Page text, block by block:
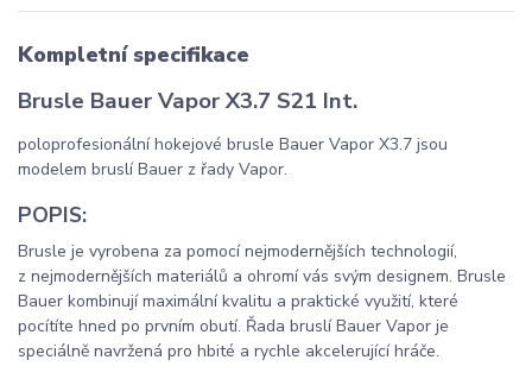
Kompletní specifikace
Brusle Bauer Vapor X3.7 S21 Int.
poloprofesionální hokejové brusle Bauer Vapor X3.7 jsou
modelem bruslí Bauer z řady Vapor.
POPIS:
Brusle je vyrobena za pomocí nejmodernějších technologií,
z nejmodernějších materiálů a ohromí vás svým designem. Brusle
Bauer kombinují maximální kvalitu a praktické využití, které
pocítíte hned po prvním obutí. Řada bruslí Bauer Vapor je
speciálně navržená pro hbité a rychle akcelerující hráče.